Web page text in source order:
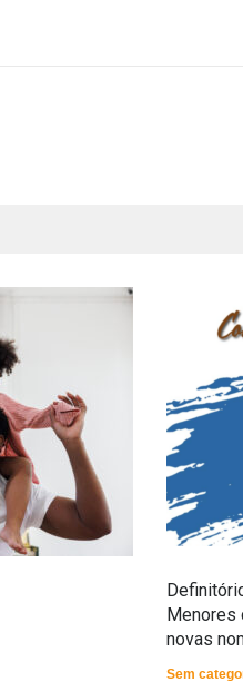
Menores
novas
Sem